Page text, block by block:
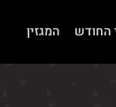
החודש המגזין